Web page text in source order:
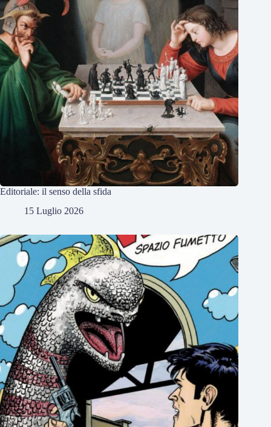
Editoriale: il senso della sfida
15 Luglio 2026